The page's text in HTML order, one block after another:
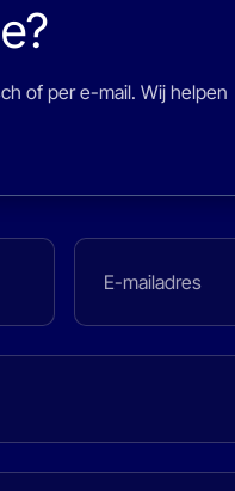
of per e-mail. Wij helpen